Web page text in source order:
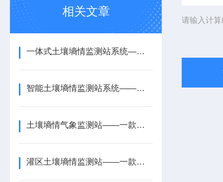
相关文章
一体式土壤墒情监测站系统——全程指导的土壤墒情无线监测系统2026热销推荐
智能土壤墒情监测站系统——精准判断的多深度土壤墒情监测站系统2026推荐
土壤墒情气象监测站——一款沉默而忠诚的气象土壤墒情监测站2026+派+送
灌区土壤墒情监测站——一款抗旱基础的果园土壤墒情监测站2026+派+送
请输入计